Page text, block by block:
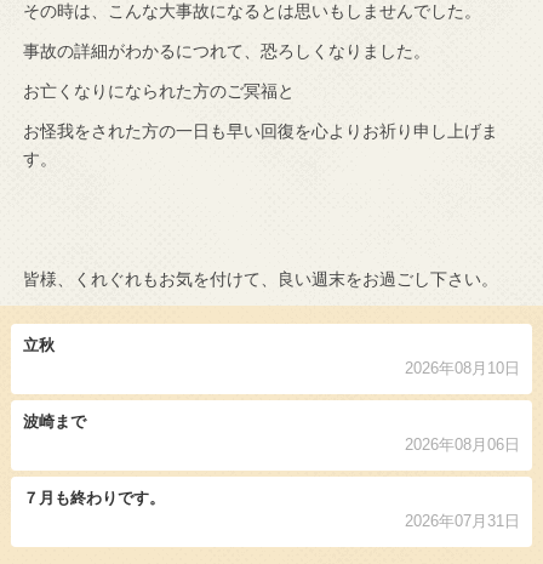
その時は、こんな大事故になるとは思いもしませんでした。
事故の詳細がわかるにつれて、恐ろしくなりました。
お亡くなりになられた方のご冥福と
お怪我をされた方の一日も早い回復を心よりお祈り申し上げま
す。
皆様、くれぐれもお気を付けて、良い週末をお過ごし下さい。
立秋
2026年08月10日
波崎まで
2026年08月06日
７月も終わりです。
2026年07月31日